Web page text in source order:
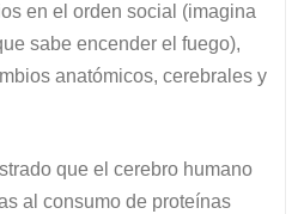
en el orden social (imagina
sabe encender el fuego),
anatómicos, cerebrales y
que el cerebro humano
al consumo de proteínas